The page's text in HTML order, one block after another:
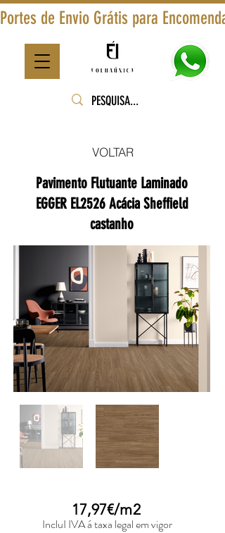
Portes de Envio Grátis para
VOLTAR
Pavimento Flutuante Laminado
EGGER EL2526 Acácia Sheffield
castanho
17,97€/m2
IncluI IVA á taxa legal em vigor